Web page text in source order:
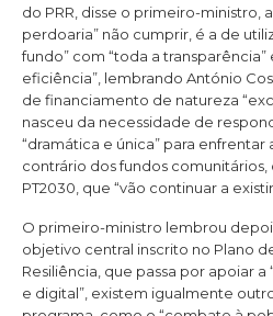
do PRR, disse o primeiro-ministro,
perdoaria” não cumprir, é a de
fundo” com “toda a transparência”
eficiência”, lembrando António
de financiamento de natureza
nasceu da necessidade de
“dramática e única” para enfrentar
contrário dos fundos comunitários,
PT2030, que “vão continuar a
O primeiro-ministro lembrou
objetivo central inscrito no Plano
Resiliência, que passa por apoiar
e digital”, existem igualmente